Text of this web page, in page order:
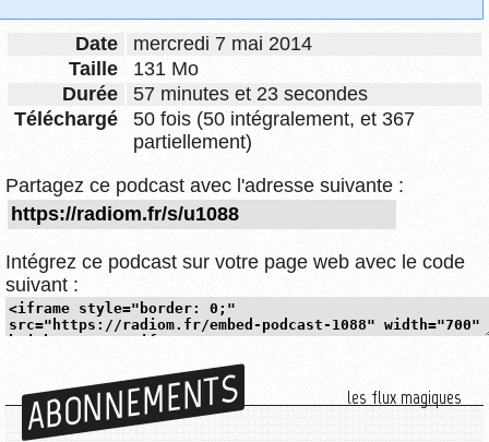
Date
mercredi 7 mai 2014
Taille
131 Mo
Durée
57 minutes et 23 secondes
Téléchargé
50 fois (50 intégralement, et 367
partiellement)
Partagez ce podcast avec l'adresse suivante :
Intégrez ce podcast sur votre page web avec le code
suivant :
ABONNEMENTS les flux magiques